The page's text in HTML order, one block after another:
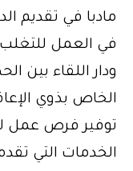
مادبا في تقديم
في العمل للتغلب
ودار اللقاء بين
الخاص بذوي
توفير فرص عمل
الخدمات التي